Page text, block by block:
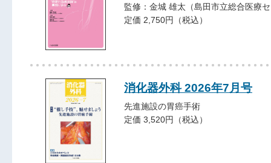
監修：金城 雄太（島田市立総合医療
定価 2,750円（税込）
消化器外科 2026年7月号
先進施設の胃癌手術
定価 3,520円（税込）